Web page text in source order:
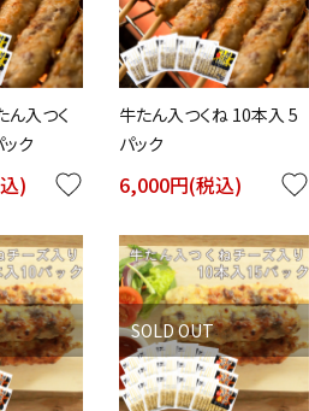
ん入つく
ク
) favorite
牛たん入つくね 10本入 5
パック
6,000円(税込) favorite
SOLD OUT